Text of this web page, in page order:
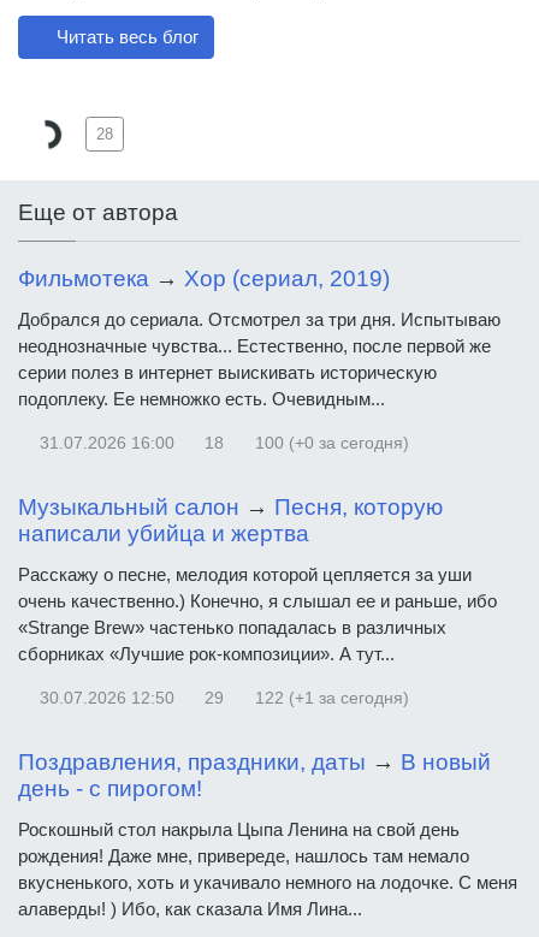
Читать весь блог
28
Еще от автора
Фильмотека → Хор (сериал, 2019)
Добрался до сериала. Отсмотрел за три дня. Испытываю
неоднозначные чувства... Естественно, после первой же
серии полез в интернет выискивать историческую
подоплеку. Ее немножко есть. Очевидным...
31.07.2026 16:00 18 100 (+0 за сегодня)
Музыкальный салон → Песня, которую
написали убийца и жертва
Расскажу о песне, мелодия которой цепляется за уши
очень качественно.) Конечно, я слышал ее и раньше, ибо
«Strange Brew» частенько попадалась в различных
сборниках «Лучшие рок-композиции». А тут...
30.07.2026 12:50 29 122 (+1 за сегодня)
Поздравления, праздники, даты → В новый
день - с пирогом!
Роскошный стол накрыла Цыпа Ленина на свой день
рождения! Даже мне, привереде, нашлось там немало
вкусненького, хоть и укачивало немного на лодочке. С меня
алаверды! ) Ибо, как сказала Имя Лина...